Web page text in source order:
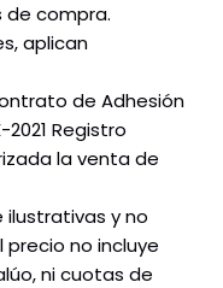
de compra.
aplican
de Adhesión
2021 Registro
la venta de
y no
no incluye
ni cuotas de